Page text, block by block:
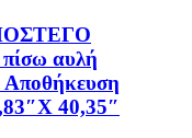
αυλή
Αποθήκευση
40,35″